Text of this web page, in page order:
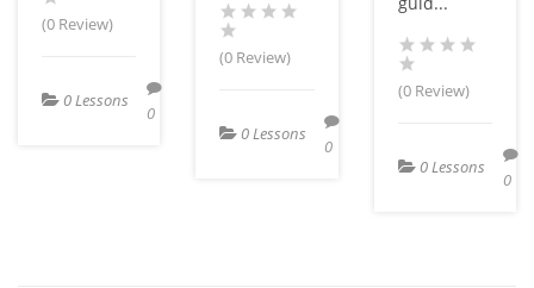
(0 Review)
0 Lessons
0
(0 Review)
0 Lessons
0
(0 Review)
0 Lessons
0